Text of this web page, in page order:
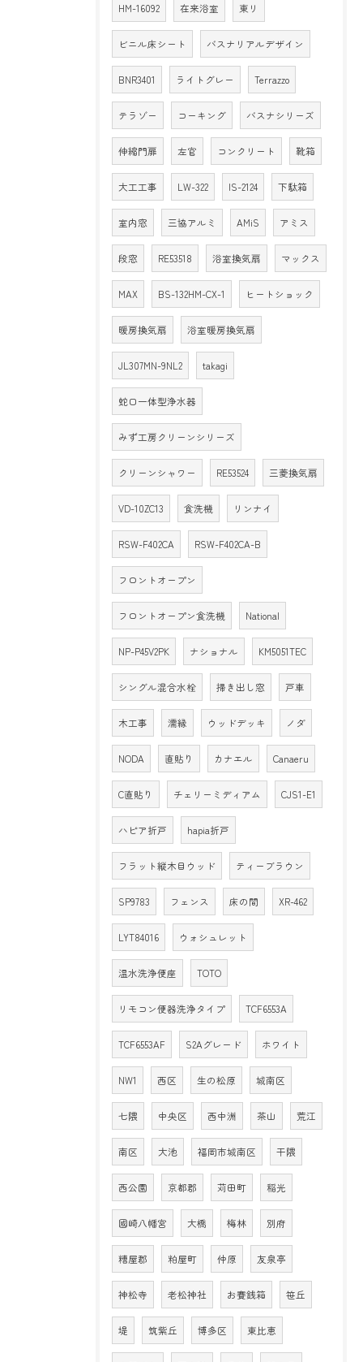
HM-16092 在来浴室 東リ
ビニル床シート バスナリアルデザイン
BNR3401 ライトグレー Terrazzo
テラゾー コーキング バスナシリーズ
伸縮門扉 左官 コンクリート 靴箱
大工工事 LW-322 IS-2124 下駄箱
室内窓 三協アルミ AMiS アミス
段窓 RE53518 浴室換気扇 マックス
MAX BS-132HM-CX-1 ヒートショック
暖房換気扇 浴室暖房換気扇
JL307MN-9NL2 takagi
蛇口一体型浄水器
みず工房クリーンシリーズ
クリーンシャワー RE53524 三菱換気扇
VD-10ZC13 食洗機 リンナイ
RSW-F402CA RSW-F402CA-B
フロントオープン
フロントオープン食洗機 National
NP-P45V2PK ナショナル KM5051TEC
シングル混合水栓 掃き出し窓 戸車
木工事 濡縁 ウッドデッキ ノダ
NODA 直貼り カナエル Canaeru
C直貼り チェリーミディアム CJS1-E1
ハピア折戸 hapia折戸
フラット縦木目ウッド ティーブラウン
SP9783 フェンス 床の間 XR-462
LYT84016 ウォシュレット
温水洗浄便座 TOTO
リモコン便器洗浄タイプ TCF6553A
TCF6553AF S2Aグレード ホワイト
NW1 西区 生の松原 城南区
七隈 中央区 西中洲 茶山 荒江
南区 大池 福岡市城南区 干隈
西公園 京都郡 苅田町 稲光
國崎八幡宮 大橋 梅林 別府
糟屋郡 粕屋町 仲原 友泉亭
神松寺 老松神社 お賽銭箱 笹丘
堤 筑紫丘 博多区 東比恵